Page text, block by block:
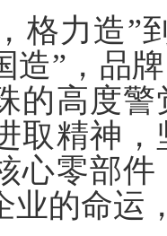
格力造”
造”，品
的高度
取精神
心零部
业的命运